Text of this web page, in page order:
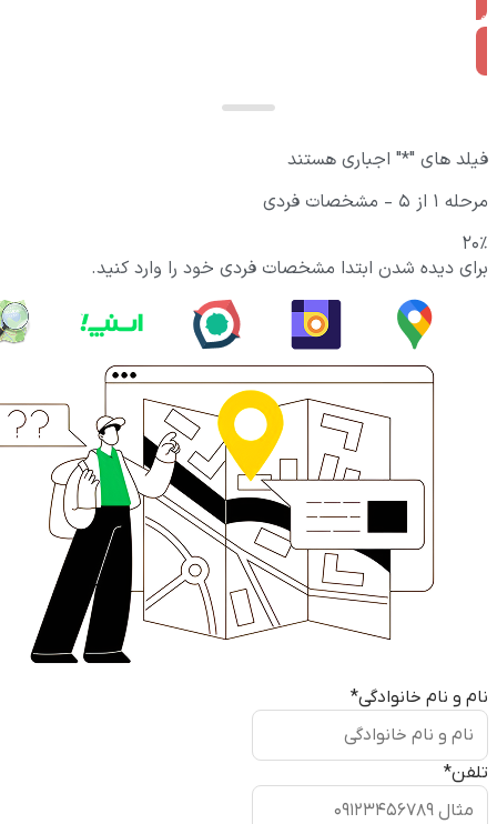
ثبت در گوگل
فیلد های "*" اجباری هستند
مرحله 1 از 5 - مشخصات فردی
20%
برای دیده شدن ابتدا مشخصات فردی خود را وارد کنید.
نام و نام خانوادگی*
تلفن*